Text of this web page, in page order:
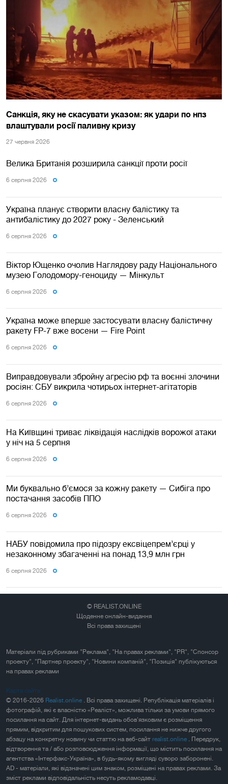
Санкція, яку не скасувати указом: як удари по нпз
влаштували росії паливну кризу
27 червня 2026
Велика Британія розширила санкції проти росії
6 серпня 2026
Україна планує створити власну балістику та
антибалістику до 2027 року - Зеленський
6 серпня 2026
Віктор Ющенко очолив Наглядову раду Національного
музею Голодомору-геноциду — Мінкульт
6 серпня 2026
Україна може вперше застосувати власну балістичну
ракету FP-7 вже восени — Fire Point
6 серпня 2026
Виправдовували збройну агресію рф та воєнні злочини
росіян: СБУ викрила чотирьох інтернет-агітаторів
6 серпня 2026
На Київщині триває ліквідація наслідків ворожої атаки
у ніч на 5 серпня
6 серпня 2026
Ми буквально б’ємося за кожну ракету — Сибіга про
постачання засобів ППО
6 серпня 2026
НАБУ повідомила про підозру ексвіцепрем’єрці у
незаконному збагаченні на понад 13,9 млн грн
6 серпня 2026
© REALIST.ONLINE
Щоденне онлайн-видання
Всі права захищені
Матеріали під рубриками "Реклама", "На правах реклами", "PR", "Спонсор
проекту", "Партнер проекту", "Новини компаній", "Позиція" публікуються
на правах реклами
Карта сайта
© 2016-2026 Realist.online . Всі права захищені. Републікація матеріалів і
фотографій, які є власністю «Реаліст», можлива тільки за умови прямого
посилання на сайт. Для інтернет-видань обов'язковим є розміщення
прямим, відкритим для пошукових систем, посилання не нижче другого
абзацу на конкретну новину чи статтю на веб-сайт realist.online . Передрук,
відтворення та / або розповсюдження інформації, що містить посилання на
агентства «Інтерфакс-Україна», в будь-якому вигляді суворо заборонені.
AD - матеріали, які відзначені цим знаком, розміщені на правах реклами. За
зміст реклами відповідальність несуть рекламодавці.